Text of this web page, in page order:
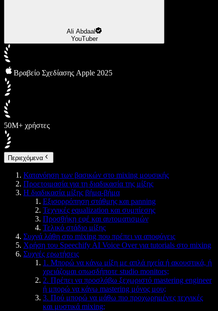
Ali Abdaal
YouTuber
Βραβείο Σχεδίασης Apple 2025
50M+ χρήστες
Περιεχόμενα
Κατανόηση των βασικών στο mixing μουσικής
Προετοιμασία για τη διαδικασία της μίξης
Η διαδικασία μίξης βήμα-βήμα
Εξισορρόπηση στάθμης και panning
Τεχνικές equalization και συμπίεσης
Προσθήκη εφέ και αυτοματισμών
Τελικό στάδιο μίξης
Συχνά λάθη στο mixing που πρέπει να αποφύγεις
Χρήση του Speechify AI Voice Over για tutorials στο mixing
Συχνές ερωτήσεις
1. Μπορώ να κάνω μίξη με απλά ηχεία ή ακουστικά, ή
χρειάζομαι οπωσδήποτε studio monitors;
2. Πρέπει να προσλάβω ξεχωριστό mastering engineer
ή μπορώ να κάνω mastering μόνος μου;
3. Πού μπορώ να μάθω πιο προχωρημένες τεχνικές
και μυστικά mixing;